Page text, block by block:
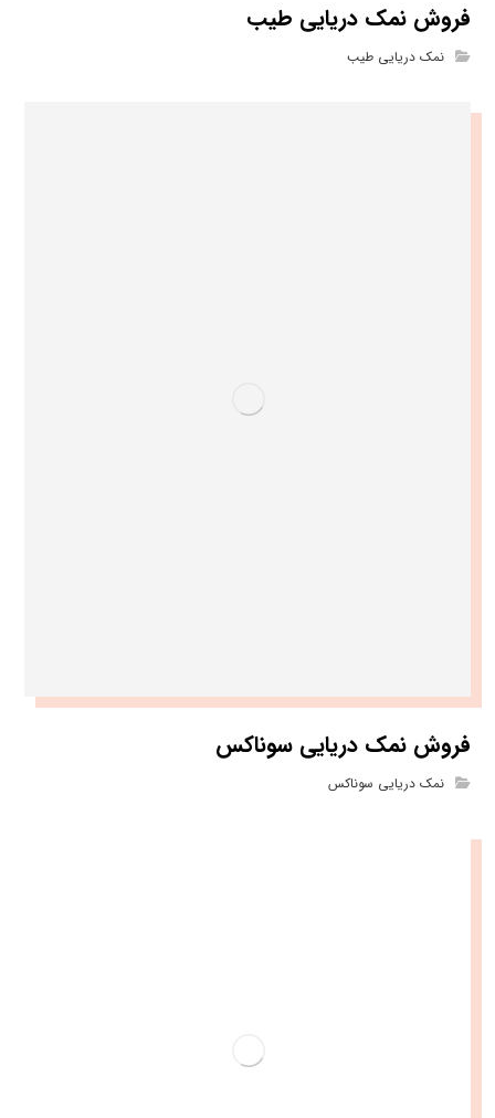
فروش نمک دریایی طیب
نمک دریایی طیب
فروش نمک دریایی سوناکس
نمک دریایی سوناکس